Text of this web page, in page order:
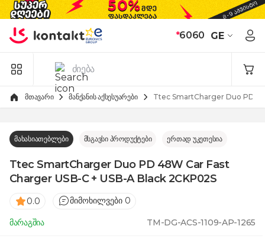
Skip to Content
*6060 GE
მთავარი მანქანის აქსესუარები Ttec SmartCharger Duo PD
მახასიათებლები მსგავსი პროდუქტები ერთად უკეთესია
Ttec SmartCharger Duo PD 48W Car Fast
Charger USB-C + USB-A Black 2CKP02S
0.0 მიმოხილვები 0
მარაგშია TM-DG-ACS-1109-AP-1265